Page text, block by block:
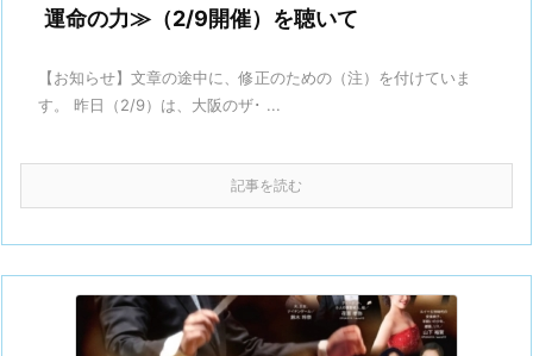
運命の力≫（2/9開催）を聴いて
【お知らせ】文章の途中に、修正のための（注）を付けていま
す。 昨日（2/9）は、大阪のザ･ ...
記事を読む